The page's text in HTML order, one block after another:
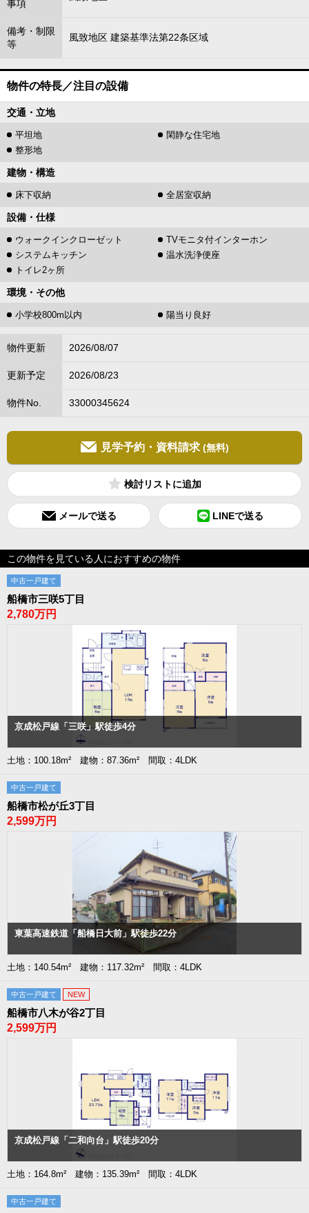
事項
備考・制限
等
風致地区 建築基準法第22条区域
物件の特長／注目の設備
交通・立地
平坦地
閑静な住宅地
整形地
建物・構造
床下収納 全居室収納
設備・仕様
ウォークインクローゼット
TVモニタ付インターホン
システムキッチン
温水洗浄便座
トイレ2ヶ所
環境・その他
小学校800m以内 陽当り良好
物件更新 2026/08/07
更新予定 2026/08/23
物件No. 33000345624
見学予約・資料請求 (無料)
検討リスト
メールで送る LINEで送る
この物件を見ている人におすすめの物件
中古一戸建て
船橋市三咲5丁目
2,780万円
京成松戸線「三咲」駅徒歩4分
土地：100.18m² 建物：87.36m² 間取：4LDK
中古一戸建て
船橋市松が丘3丁目
2,599万円
東葉高速鉄道「船橋日大前」駅徒歩22分
土地：140.54m² 建物：117.32m² 間取：4LDK
中古一戸建て NEW
船橋市八木が谷2丁目
2,599万円
京成松戸線「二和向台」駅徒歩20分
土地：164.8m² 建物：135.39m² 間取：4LDK
中古一戸建て